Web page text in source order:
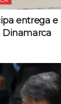
entrega e
Dinamarca